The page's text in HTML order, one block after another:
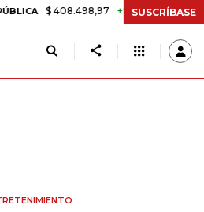
$ 408.498,97 +$ 8.753,81 +2,19%
SUSCRÍBASE